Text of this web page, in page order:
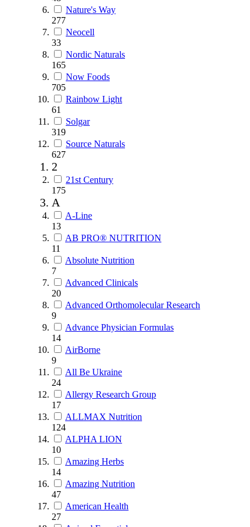
Nature's Way
277
Neocell
33
Nordic Naturals
165
Now Foods
705
Rainbow Light
61
Solgar
319
Source Naturals
627
2
21st Century
175
A
A-Line
13
AB PRO® NUTRITION
11
Absolute Nutrition
7
Advanced Clinicals
20
Advanced Orthomolecular Research
9
Advance Physician Formulas
14
AirBorne
9
All Be Ukraine
24
Allergy Research Group
17
ALLMAX Nutrition
124
ALPHA LION
10
Amazing Herbs
14
Amazing Nutrition
47
American Health
27